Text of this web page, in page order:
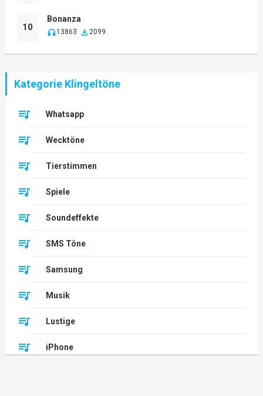
10
Bonanza
13863 2099
Kategorie Klingeltöne
Whatsapp
Wecktöne
Tierstimmen
Spiele
Soundeffekte
SMS Töne
Samsung
Musik
Lustige
iPhone